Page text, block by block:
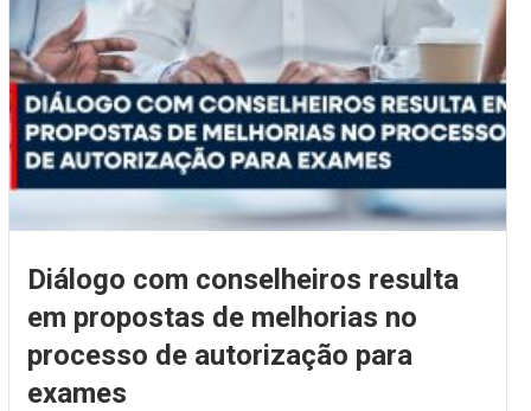
Diálogo com conselheiros resulta
em propostas de melhorias no
processo de autorização para
exames